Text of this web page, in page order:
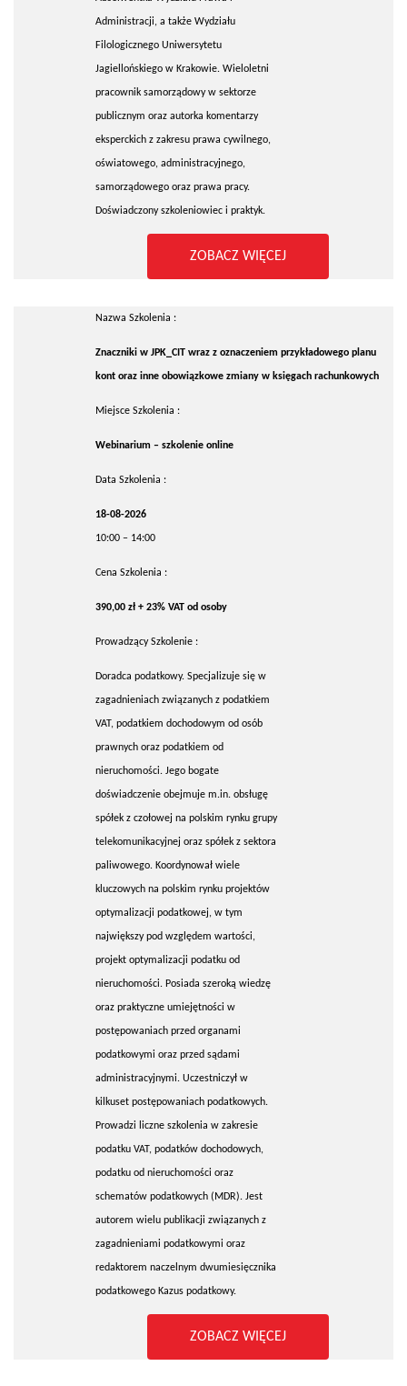
Administracji, a także Wydziału
Filologicznego Uniwersytetu
Jagiellońskiego w Krakowie. Wieloletni
pracownik samorządowy w sektorze
publicznym oraz autorka komentarzy
eksperckich z zakresu prawa cywilnego,
oświatowego, administracyjnego,
samorządowego oraz prawa pracy.
Doświadczony szkoleniowiec i praktyk.
ZOBACZ WIĘCEJ
Nazwa Szkolenia :
Znaczniki w JPK_CIT wraz z oznaczeniem przykładowego planu
kont oraz inne obowiązkowe zmiany w księgach rachunkowych
Miejsce Szkolenia :
Webinarium – szkolenie online
Data Szkolenia :
18-08-2026
10:00 – 14:00
Cena Szkolenia :
390,00 zł + 23% VAT od osoby
Prowadzący Szkolenie :
Doradca podatkowy. Specjalizuje się w
zagadnieniach związanych z podatkiem
VAT, podatkiem dochodowym od osób
prawnych oraz podatkiem od
nieruchomości. Jego bogate
doświadczenie obejmuje m.in. obsługę
spółek z czołowej na polskim rynku grupy
telekomunikacyjnej oraz spółek z sektora
paliwowego. Koordynował wiele
kluczowych na polskim rynku projektów
optymalizacji podatkowej, w tym
największy pod względem wartości,
projekt optymalizacji podatku od
nieruchomości. Posiada szeroką wiedzę
oraz praktyczne umiejętności w
postępowaniach przed organami
podatkowymi oraz przed sądami
administracyjnymi. Uczestniczył w
kilkuset postępowaniach podatkowych.
Prowadzi liczne szkolenia w zakresie
podatku VAT, podatków dochodowych,
podatku od nieruchomości oraz
schematów podatkowych (MDR). Jest
autorem wielu publikacji związanych z
zagadnieniami podatkowymi oraz
redaktorem naczelnym dwumiesięcznika
podatkowego Kazus podatkowy.
ZOBACZ WIĘCEJ